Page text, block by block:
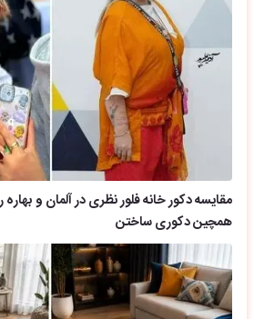
مقایسه دکور خانه فلور نظری در آلمان و
همچین دکوری ساختن